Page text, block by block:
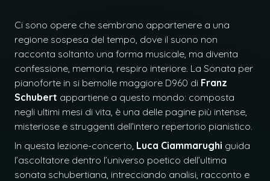
Ci sono opere che sembrano appartenere a una
regione sospesa del tempo, dove il suono non
racconta soltanto una forma musicale, ma diventa
confessione, memoria, respiro interiore. La Sonata per
pianoforte in si bemolle maggiore D960 di Franz
Schubert appartiene a questo mondo: composta
negli ultimi mesi di vita, è una delle pagine più intense,
misteriose e struggenti dell’intero repertorio pianistico.
In questa lezione-concerto, Luca Ciammarughi guida
l’ascoltatore dentro l’universo poetico dell’ultima
sonata schubertiana, intrecciando analisi, racconto e